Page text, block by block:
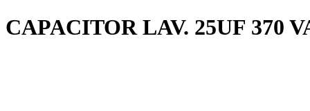
CAPACITOR LAV. 25UF 370